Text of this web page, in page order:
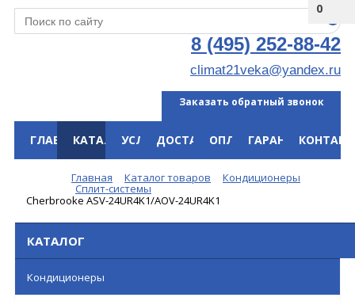
0
8 (495) 252-88-42
climat21veka@yandex.ru
Заказать обратный звонок
ГЛАВНАЯКАТАЛОГУСЛУГИДОСТАВКАОПЛАТАГАРАНТИЯ
Главная Каталог товаров Кондиционеры
Сплит-системы
Cherbrooke ASV-24UR4K1/AOV-24UR4K1
КАТАЛОГ
Кондиционеры